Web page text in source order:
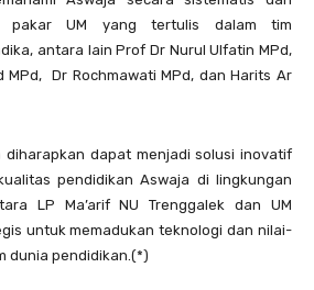
pakar UM yang tertulis dalam tim
antara lain Prof Dr Nurul Ulfatin MPd,
MPd, Dr Rochmawati MPd, dan Harits Ar
diharapkan dapat menjadi solusi inovatif
pendidikan Aswaja di lingkungan
LP Ma’arif NU Trenggalek dan UM
untuk memadukan teknologi dan nilai-
dunia pendidikan.(*)